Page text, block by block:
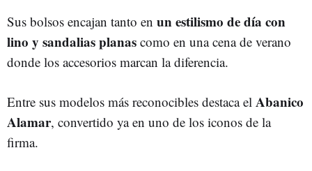
Sus bolsos encajan tanto en un estilismo de día con
lino y sandalias planas como en una cena de verano
donde los accesorios marcan la diferencia.
Entre sus modelos más reconocibles destaca el Abanico
Alamar, convertido ya en uno de los iconos de la
firma.